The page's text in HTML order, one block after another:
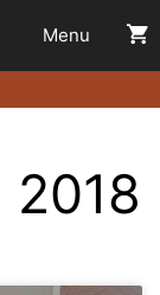
Menu
2018